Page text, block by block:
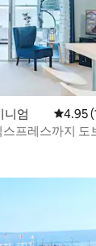
니엄 평점
4.95
프레스까지 도